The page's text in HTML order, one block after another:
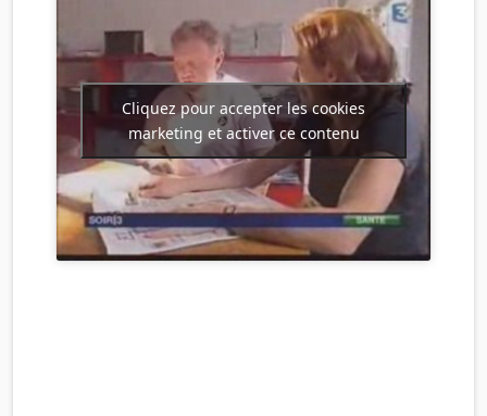
Cliquez pour accepter les cookies
marketing et activer ce contenu